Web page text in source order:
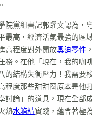
院黨組書記郭躍文認為，
最高，經濟活氣最強的區
高程度對外開放奧迪零件
務。在他「現在，我的咖
的結構失衡壓力！我需要
程度那些甜甜圈原本是他
討論」的道具，現在全部
熱水箱精實踐，蘊含著極